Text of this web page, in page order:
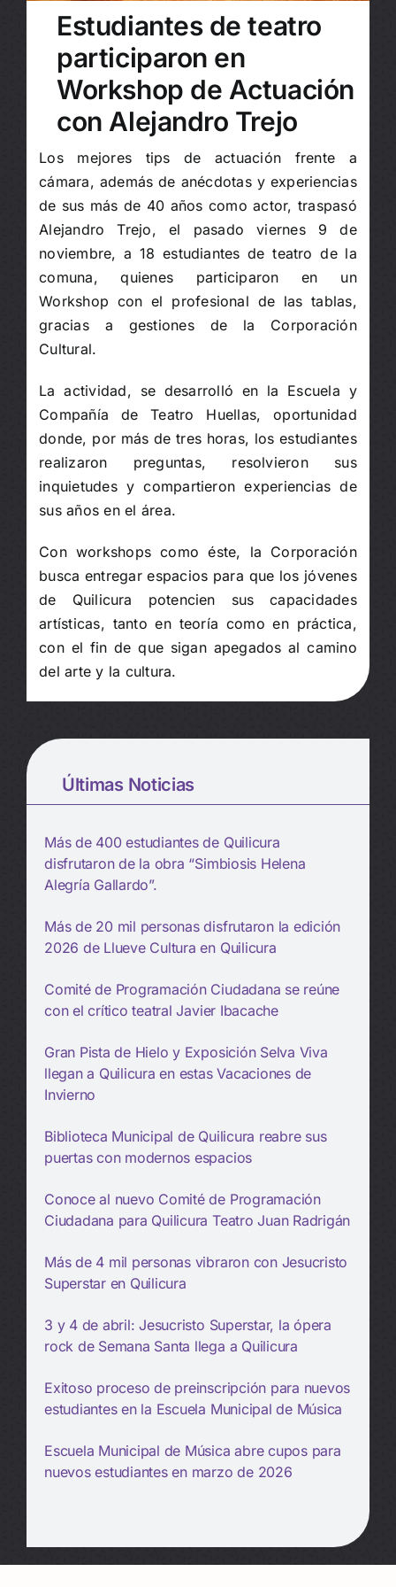
Estudiantes de teatro
participaron en
Workshop de Actuación
con Alejandro Trejo
Los mejores tips de actuación frente a
cámara, además de anécdotas y experiencias
de sus más de 40 años como actor, traspasó
Alejandro Trejo, el pasado viernes 9 de
noviembre, a 18 estudiantes de teatro de la
comuna, quienes participaron en un
Workshop con el profesional de las tablas,
gracias a gestiones de la Corporación
Cultural.
La actividad, se desarrolló en la Escuela y
Compañía de Teatro Huellas, oportunidad
donde, por más de tres horas, los estudiantes
realizaron preguntas, resolvieron sus
inquietudes y compartieron experiencias de
sus años en el área.
Con workshops como éste, la Corporación
busca entregar espacios para que los jóvenes
de Quilicura potencien sus capacidades
artísticas, tanto en teoría como en práctica,
con el fin de que sigan apegados al camino
del arte y la cultura.
Últimas Noticias
Más de 400 estudiantes de Quilicura
disfrutaron de la obra “Simbiosis Helena
Alegría Gallardo”.
Más de 20 mil personas disfrutaron la edición
2026 de Llueve Cultura en Quilicura
Comité de Programación Ciudadana se reúne
con el crítico teatral Javier Ibacache
Gran Pista de Hielo y Exposición Selva Viva
llegan a Quilicura en estas Vacaciones de
Invierno
Biblioteca Municipal de Quilicura reabre sus
puertas con modernos espacios
Conoce al nuevo Comité de Programación
Ciudadana para Quilicura Teatro Juan Radrigán
Más de 4 mil personas vibraron con Jesucristo
Superstar en Quilicura
3 y 4 de abril: Jesucristo Superstar, la ópera
rock de Semana Santa llega a Quilicura
Exitoso proceso de preinscripción para nuevos
estudiantes en la Escuela Municipal de Música
Escuela Municipal de Música abre cupos para
nuevos estudiantes en marzo de 2026